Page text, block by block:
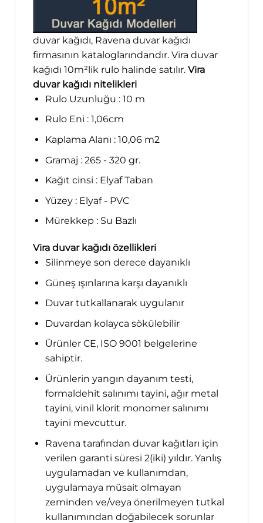
duvar kağıdı, Ravena duvar kağıdı
firmasının kataloglarındandır. Vira duvar
kağıdı 10m²lik rulo halinde satılır. Vira
duvar kağıdı nitelikleri
Rulo Uzunluğu : 10 m
Rulo Eni : 1,06cm
Kaplama Alanı : 10,06 m2
Gramaj : 265 - 320 gr.
Kağıt cinsi : Elyaf Taban
Yüzey : Elyaf - PVC
Mürekkep : Su Bazlı
Vira duvar kağıdı özellikleri
Silinmeye son derece dayanıklı
Güneş ışınlarına karşı dayanıklı
Duvar tutkallanarak uygulanır
Duvardan kolayca sökülebilir
Ürünler CE, ISO 9001 belgelerine
sahiptir.
Ürünlerin yangın dayanım testi,
formaldehit salınımı tayini, ağır metal
tayini, vinil klorit monomer salınımı
tayini mevcuttur.
Ravena tarafından duvar kağıtları için
verilen garanti süresi 2(iki) yıldır. Yanlış
uygulamadan ve kullanımdan,
uygulamaya müsait olmayan
zeminden ve/veya önerilmeyen tutkal
kullanımından doğabilecek sorunlar